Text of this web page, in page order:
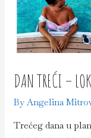
DAN TREĆI –
ByAngelina
Trećeg dana u